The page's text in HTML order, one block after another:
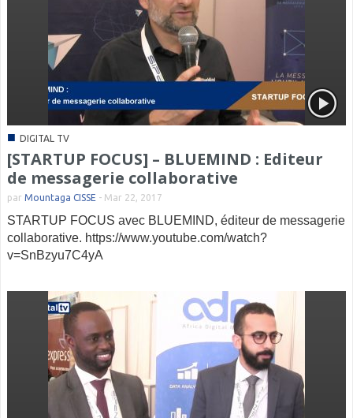
■ DIGITAL TV
[STARTUP FOCUS] – BLUEMIND : Editeur
de messagerie collaborative
par Mountaga CISSE - Mar 22, 2017
STARTUP FOCUS avec BLUEMIND, éditeur de messagerie
collaborative. https://www.youtube.com/watch?
v=SnBzyu7C4yA